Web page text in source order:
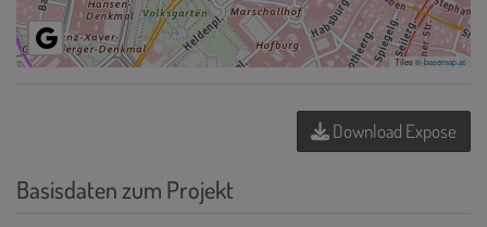
Tiles ©basemap.at
Download Expose
Basisdaten zum Projekt